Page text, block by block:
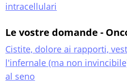
intracellulari
Le vostre domande -
Cistite, dolore ai rapporti,
l'infernale (ma non
al seno